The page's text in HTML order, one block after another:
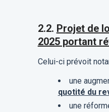
2.2. Projet de
2025 portant
Celui-ci prévoit
une
quotité du
une